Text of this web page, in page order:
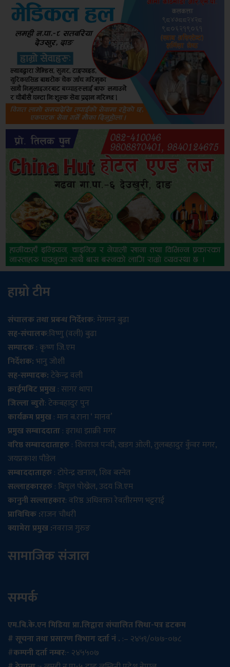
हाम्रो टीम
संचालक तथा प्रबन्ध निर्देशक: मेगमन बुढा
सह-संचालक:विष्णु (वली) बुढा
सम्पादक: कृष्ण जि.एम
निर्देशक:भानु जोशी
सह-सम्पादक:टेकेन्द्र वली
क्राईमबिट प्रमुख: सागर थापा
जिल्ला ब्युरो: टेकबहादुर पुन
कार्यक्रम प्रमुख: मान ब.राना ‘ मानव’
प्रमुख सम्बाददाता: इराधा झाक्री मगर
वरिष्ठ सम्बाददाताहरु: शिवराज पन्थी, खडग ओली, तुलबहादुर कुँवर मगर,
जयप्रकाश पौडेल
सम्बाददाताहरु: टोपेन्द्र खनाल, शिव बस्नेत
सल्लाहकारहरु: बिपुल पोख्रेल, उदय जि.एम
कानुनी सल्लाहकार: वरिष्ठ अधिवक्ता रेवतीरमण भट्टराई
प्राविधिक :राजन चौधरी
क्यामेरा प्रमुख :नवराज गुरुङ
सामाजिक संजाल
सम्पर्क
एम.बि.के.एन मिडिया प्रा.लिद्वारा संचालित सिधा-पत्र डटकम
# सूचना तथा प्रसारण विभाग दर्ता नं . :– २४५९/०७७-०७८
#कम्पनी दर्ता नम्बर:- २४५५०७